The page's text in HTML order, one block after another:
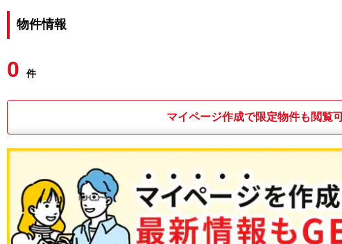
物件情報
0 件
マイページ作成で限定物件も閲覧